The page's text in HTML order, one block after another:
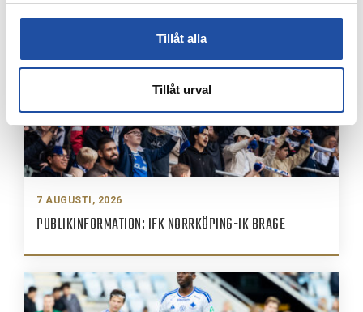
Tillåt alla
Tillåt urval
7 AUGUSTI, 2026
PUBLIKINFORMATION: IFK NORRKÖPING-IK BRAGE